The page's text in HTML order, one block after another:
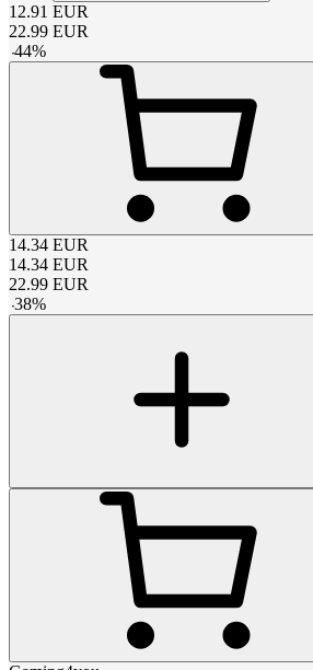
12.91 EUR
22.99 EUR
-44%
14.34 EUR
14.34 EUR
22.99 EUR
-38%